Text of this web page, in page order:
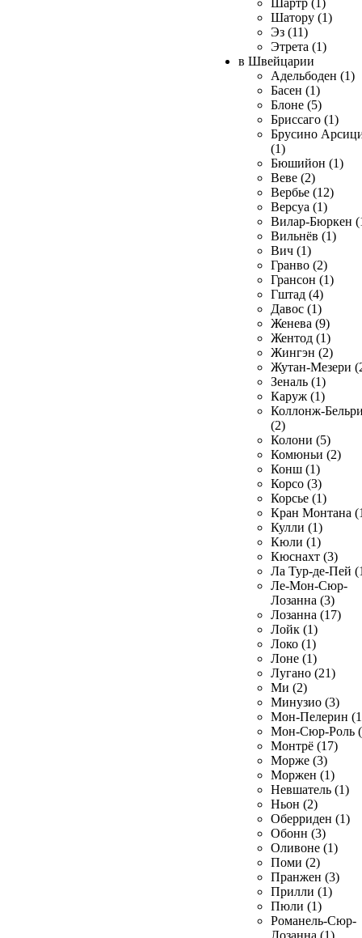
Шартр (1)
Шатору (1)
Эз (11)
Этрета (1)
в Швейцарии
Адельбоден (1)
Басен (1)
Блоне (5)
Бриссаго (1)
Брусино
(1)
Бюшийон (1)
Веве (2)
Вербье (12)
Версуа (1)
Вилар-Бюркен
Вильнёв (1)
Вич (1)
Гранво (2)
Грансон (1)
Гштад (4)
Давос (1)
Женева (9)
Жентод (1)
Жингэн (2)
Жутан-Мезери
Зеналь (1)
Каруж (1)
Коллонж-
(2)
Колони (5)
Комюньи (2)
Конш (1)
Корсо (3)
Корсье (1)
Кран Монтана
Кулли (1)
Кюли (1)
Кюснахт (3)
Ла Тур-де-Пей
Ле-Мон-Сюр-
Лозанна (3)
Лозанна (17)
Лойк (1)
Локо (1)
Лоне (1)
Лугано (21)
Ми (2)
Минузио (3)
Мон-Пелерин
Мон-Сюр-Роль
Монтрё (17)
Морже (3)
Моржен (1)
Невшатель (1)
Ньон (2)
Оберриден (1)
Обонн (3)
Оливоне (1)
Поми (2)
Пранжен (3)
Прилли (1)
Пюли (1)
Романель-Сюр-
Лозанна (1)